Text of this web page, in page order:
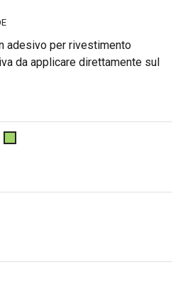
adesivo per rivestimento
da applicare direttamente sul
VERDE